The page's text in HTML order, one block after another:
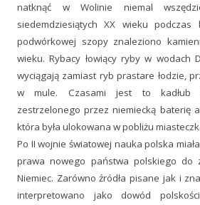
natknąć w Wolinie niemal
siedemdziesiątych XX wieku podczas
podwórkowej szopy znaleziono
wieku. Rybacy łowiący ryby w wodach
wyciągają zamiast ryb prastare łodzie,
w mule. Czasami jest to kadłub
zestrzelonego przez niemiecką baterię
która była ulokowana w pobliżu
Po II wojnie światowej nauka polska
prawa nowego państwa polskiego do
Niemiec. Zarówno źródła pisane jak i
interpretowano jako dowód